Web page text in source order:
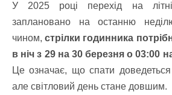
У 2025 році перехід на
заплановано на останню
чином,стрілки годинника
в ніч з 29 на 30 березня о 03:00
Це означає, що спати
але світловий день стане довшим.